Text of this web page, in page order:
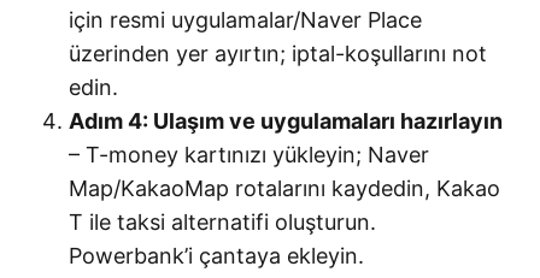
için resmi uygulamalar/Naver Place
üzerinden yer ayırtın; iptal-koşullarını not
edin.
Adım 4: Ulaşım ve uygulamaları hazırlayın
– T-money kartınızı yükleyin; Naver
Map/KakaoMap rotalarını kaydedin, Kakao
T ile taksi alternatifi oluşturun.
Powerbank’i çantaya ekleyin.